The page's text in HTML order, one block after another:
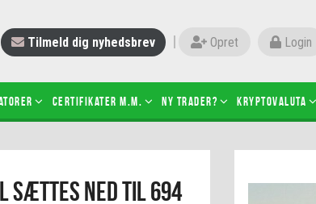
Tilmeld dig nyhedsbrev Opret Login
Certifikater m.m. Ny trader?
Det betyder de nye ESMA-regler
Kryptovaluta
sættes ned til 694